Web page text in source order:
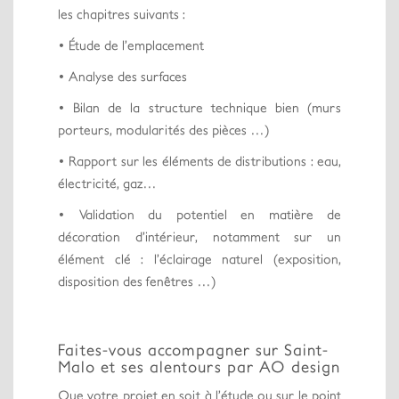
les chapitres suivants :
• Étude de l’emplacement
• Analyse des surfaces
• Bilan de la structure technique bien (murs
porteurs, modularités des pièces …)
• Rapport sur les éléments de distributions : eau,
électricité, gaz…
• Validation du potentiel en matière de
décoration d’intérieur, notamment sur un
élément clé : l’éclairage naturel (exposition,
disposition des fenêtres …)
Faites-vous accompagner sur Saint-
Malo et ses alentours par AO design
Que votre projet en soit à l’étude ou sur le point